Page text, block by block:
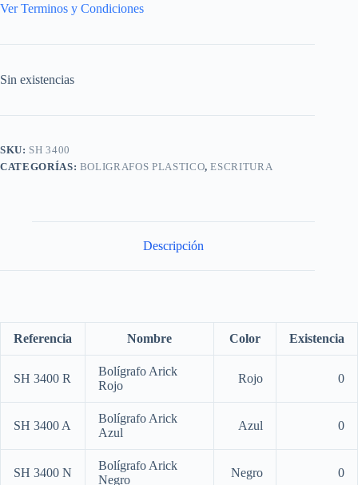
Ver Terminos y Condiciones
Sin existencias
SKU: SH 3400
CATEGORÍAS: BOLIGRAFOS PLASTICO,ESCRITURA
Descripción
Referencia Nombre Color Existencia
SH 3400 R
Bolígrafo Arick
Rojo
Rojo 0
SH 3400 A
Bolígrafo Arick
Azul
Azul 0
SH 3400 N
Bolígrafo Arick
Negro
Negro 0